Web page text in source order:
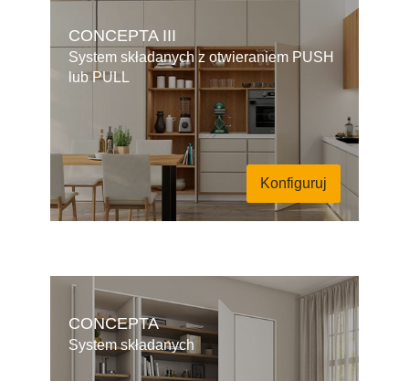
CONCEPTA III
System składanych z otwieraniem PUSH
lub PULL
Konfiguruj
CONCEPTA
System składanych